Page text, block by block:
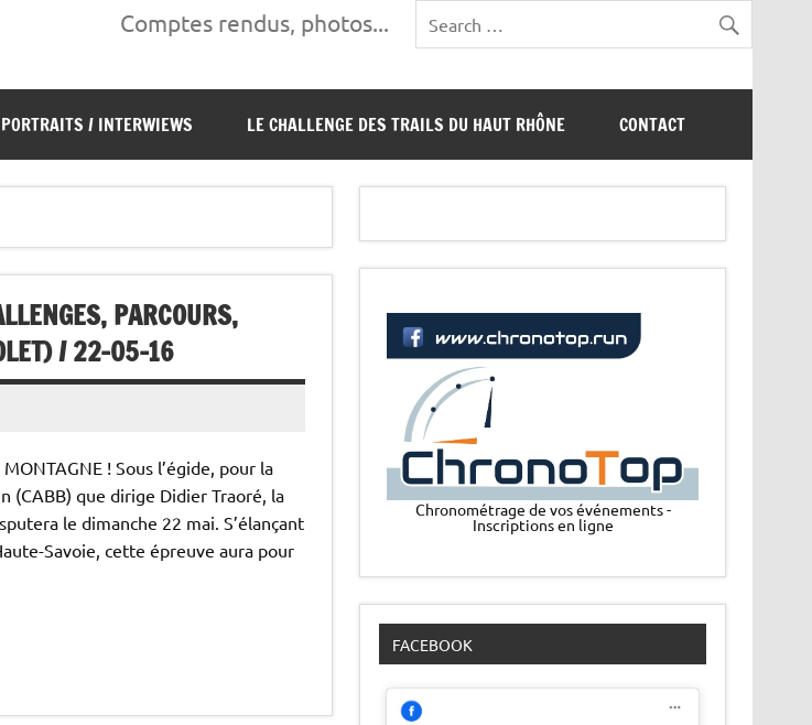
Comptes rendus, photos...
PORTRAITS / INTERWIEWS LE CHALLENGE DES TRAILS DU HAUT RHÔNE CONTACT
PARCOURS,
/ 22-05-16
! Sous l’égide, pour la
(CABB) que dirige Didier Traoré, la
le dimanche 22 mai. S’élançant
Savoie, cette épreuve aura pour
Chronométrage de vos événements -
Inscriptions en ligne
FACEBOOK